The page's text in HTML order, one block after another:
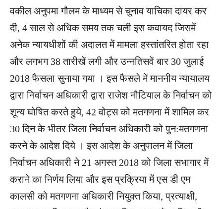
वकील अनुपमा गौलम के माध्यम से चुनाव याचिका दायर कर
दी, 4 साल से अधिक समय तक चली इस कवायद जिसमें
अनेक न्यायधीशों की अदालत में मामला हस्तांतरित होता रहा
और लगभग 38 तारीखें लगी और उन्नतिसवें बार 30 जुलाई
2018 फैसला सुनाया गया । इस फैसले में माननीय न्यायालय
द्वारा निर्वाचन अधिकारी द्वारा राजेश नौटियाल के निर्वाचन को
शून्य घोषित करते हुये, 42 वोट्स को मतगणना में शामिल कर
30 दिन के भीतर जिला निर्वाचन अधिकारी को पुन:मतगणना
करने के आदेश दिये । इस आदेश के अनुपालन में जिला
निर्वाचन अधिकारी ने 21 अगस्त 2018 को जिला सभागार में
कराने का निर्णय लिया और इस प्रक्रिया में एस डी एम
कालसी को मतगणना अधिकारी नियुक्त किया, प्रत्याक्षी,